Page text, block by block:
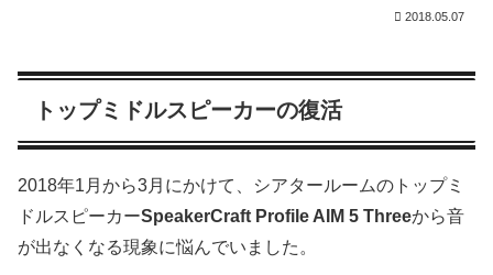
2018.05.07
トップミドルスピーカーの復活
2018年1月から3月にかけて、シアタールームのトップミ
ドルスピーカーSpeakerCraft Profile AIM 5 Threeから音
が出なくなる現象に悩んでいました。